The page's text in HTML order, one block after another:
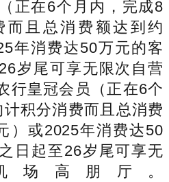
正在6个月内，完成8
而且总消费额达到约
年消费达50万元的客
岁尾可享无限次自营
行皇冠会员（正在6个
积分消费而且总消费
）或2025年消费达50
日起至26岁尾可享无
场高朋厅。